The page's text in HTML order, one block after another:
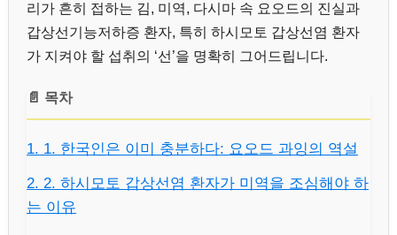
리가 흔히 접하는 김, 미역, 다시마 속 요오드의 진실과
갑상선기능저하증 환자, 특히 하시모토 갑상선염 환자
가 지켜야 할 섭취의 ‘선’을 명확히 그어드립니다.
📄 목차
1. 1. 한국인은 이미 충분하다: 요오드 과잉의 역설
2. 2. 하시모토 갑상선염 환자가 미역을 조심해야 하
는 이유